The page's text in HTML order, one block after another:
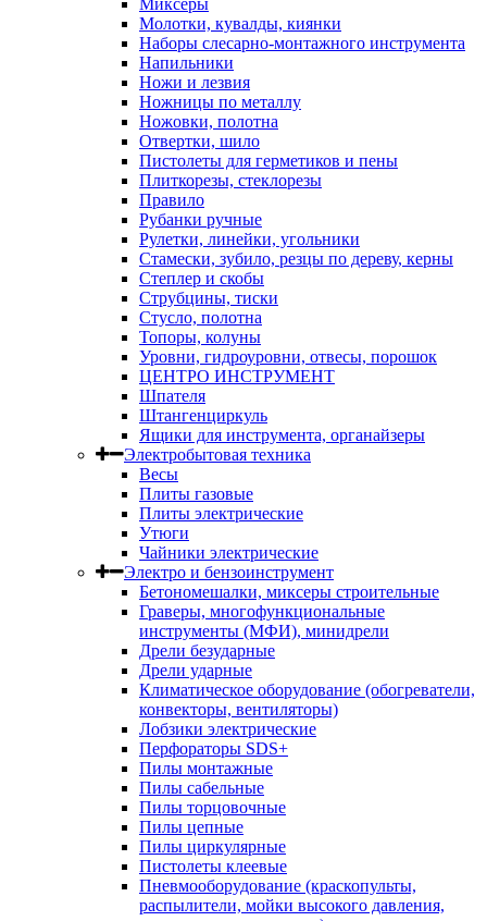
Молотки, кувалды, киянки
Наборы слесарно-монтажного инструмента
Напильники
Ножи и лезвия
Ножницы по металлу
Ножовки, полотна
Отвертки, шило
Пистолеты для герметиков и пены
Плиткорезы, стеклорезы
Правило
Рубанки ручные
Рулетки, линейки, угольники
Стамески, зубило, резцы по дереву, керны
Степлер и скобы
Струбцины, тиски
Стусло, полотна
Топоры, колуны
Уровни, гидроуровни, отвесы, порошок
ЦЕНТРО ИНСТРУМЕНТ
Шпателя
Штангенциркуль
Ящики для инструмента, органайзеры
Электробытовая техника
Весы
Плиты газовые
Плиты электрические
Утюги
Чайники электрические
Электро и бензоинструмент
Бетономешалки, миксеры строительные
Граверы, многофункциональные
инструменты (МФИ), минидрели
Дрели безударные
Дрели ударные
Климатическое оборудование (обогреватели,
конвекторы, вентиляторы)
Лобзики электрические
Перфораторы SDS+
Пилы монтажные
Пилы сабельные
Пилы торцовочные
Пилы цепные
Пилы циркулярные
Пистолеты клеевые
Пневмооборудование (краскопульты,
распылители, мойки высокого давления,